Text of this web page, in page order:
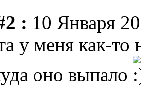
: 10 Января
у меня как-то
оно выпало